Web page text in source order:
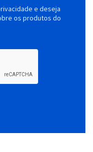
e deseja
os produtos do